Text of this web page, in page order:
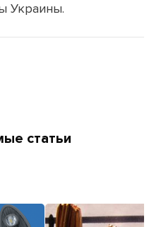
Украины.
статьи